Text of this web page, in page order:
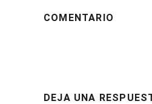
COMENTARIO
DEJA UNA